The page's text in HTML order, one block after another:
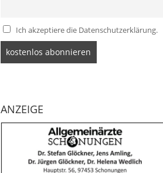
Ich akzeptiere die Datenschutzerklärung.
ANZEIGE